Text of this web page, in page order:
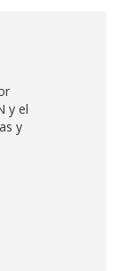
y el
y